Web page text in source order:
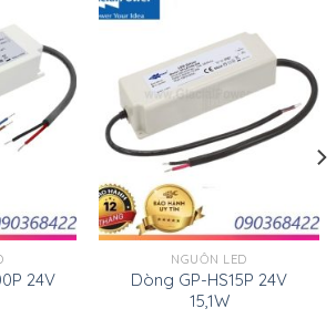
NGUỒN LED
Dòng GP-HS15P 24V
15,1W